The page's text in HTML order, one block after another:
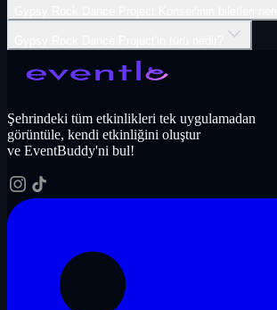
Şehrindeki tüm etkinlikleri tek uygulamadan
görüntüle, kendi etkinliğini oluştur
ve EventBuddy'ni bul!